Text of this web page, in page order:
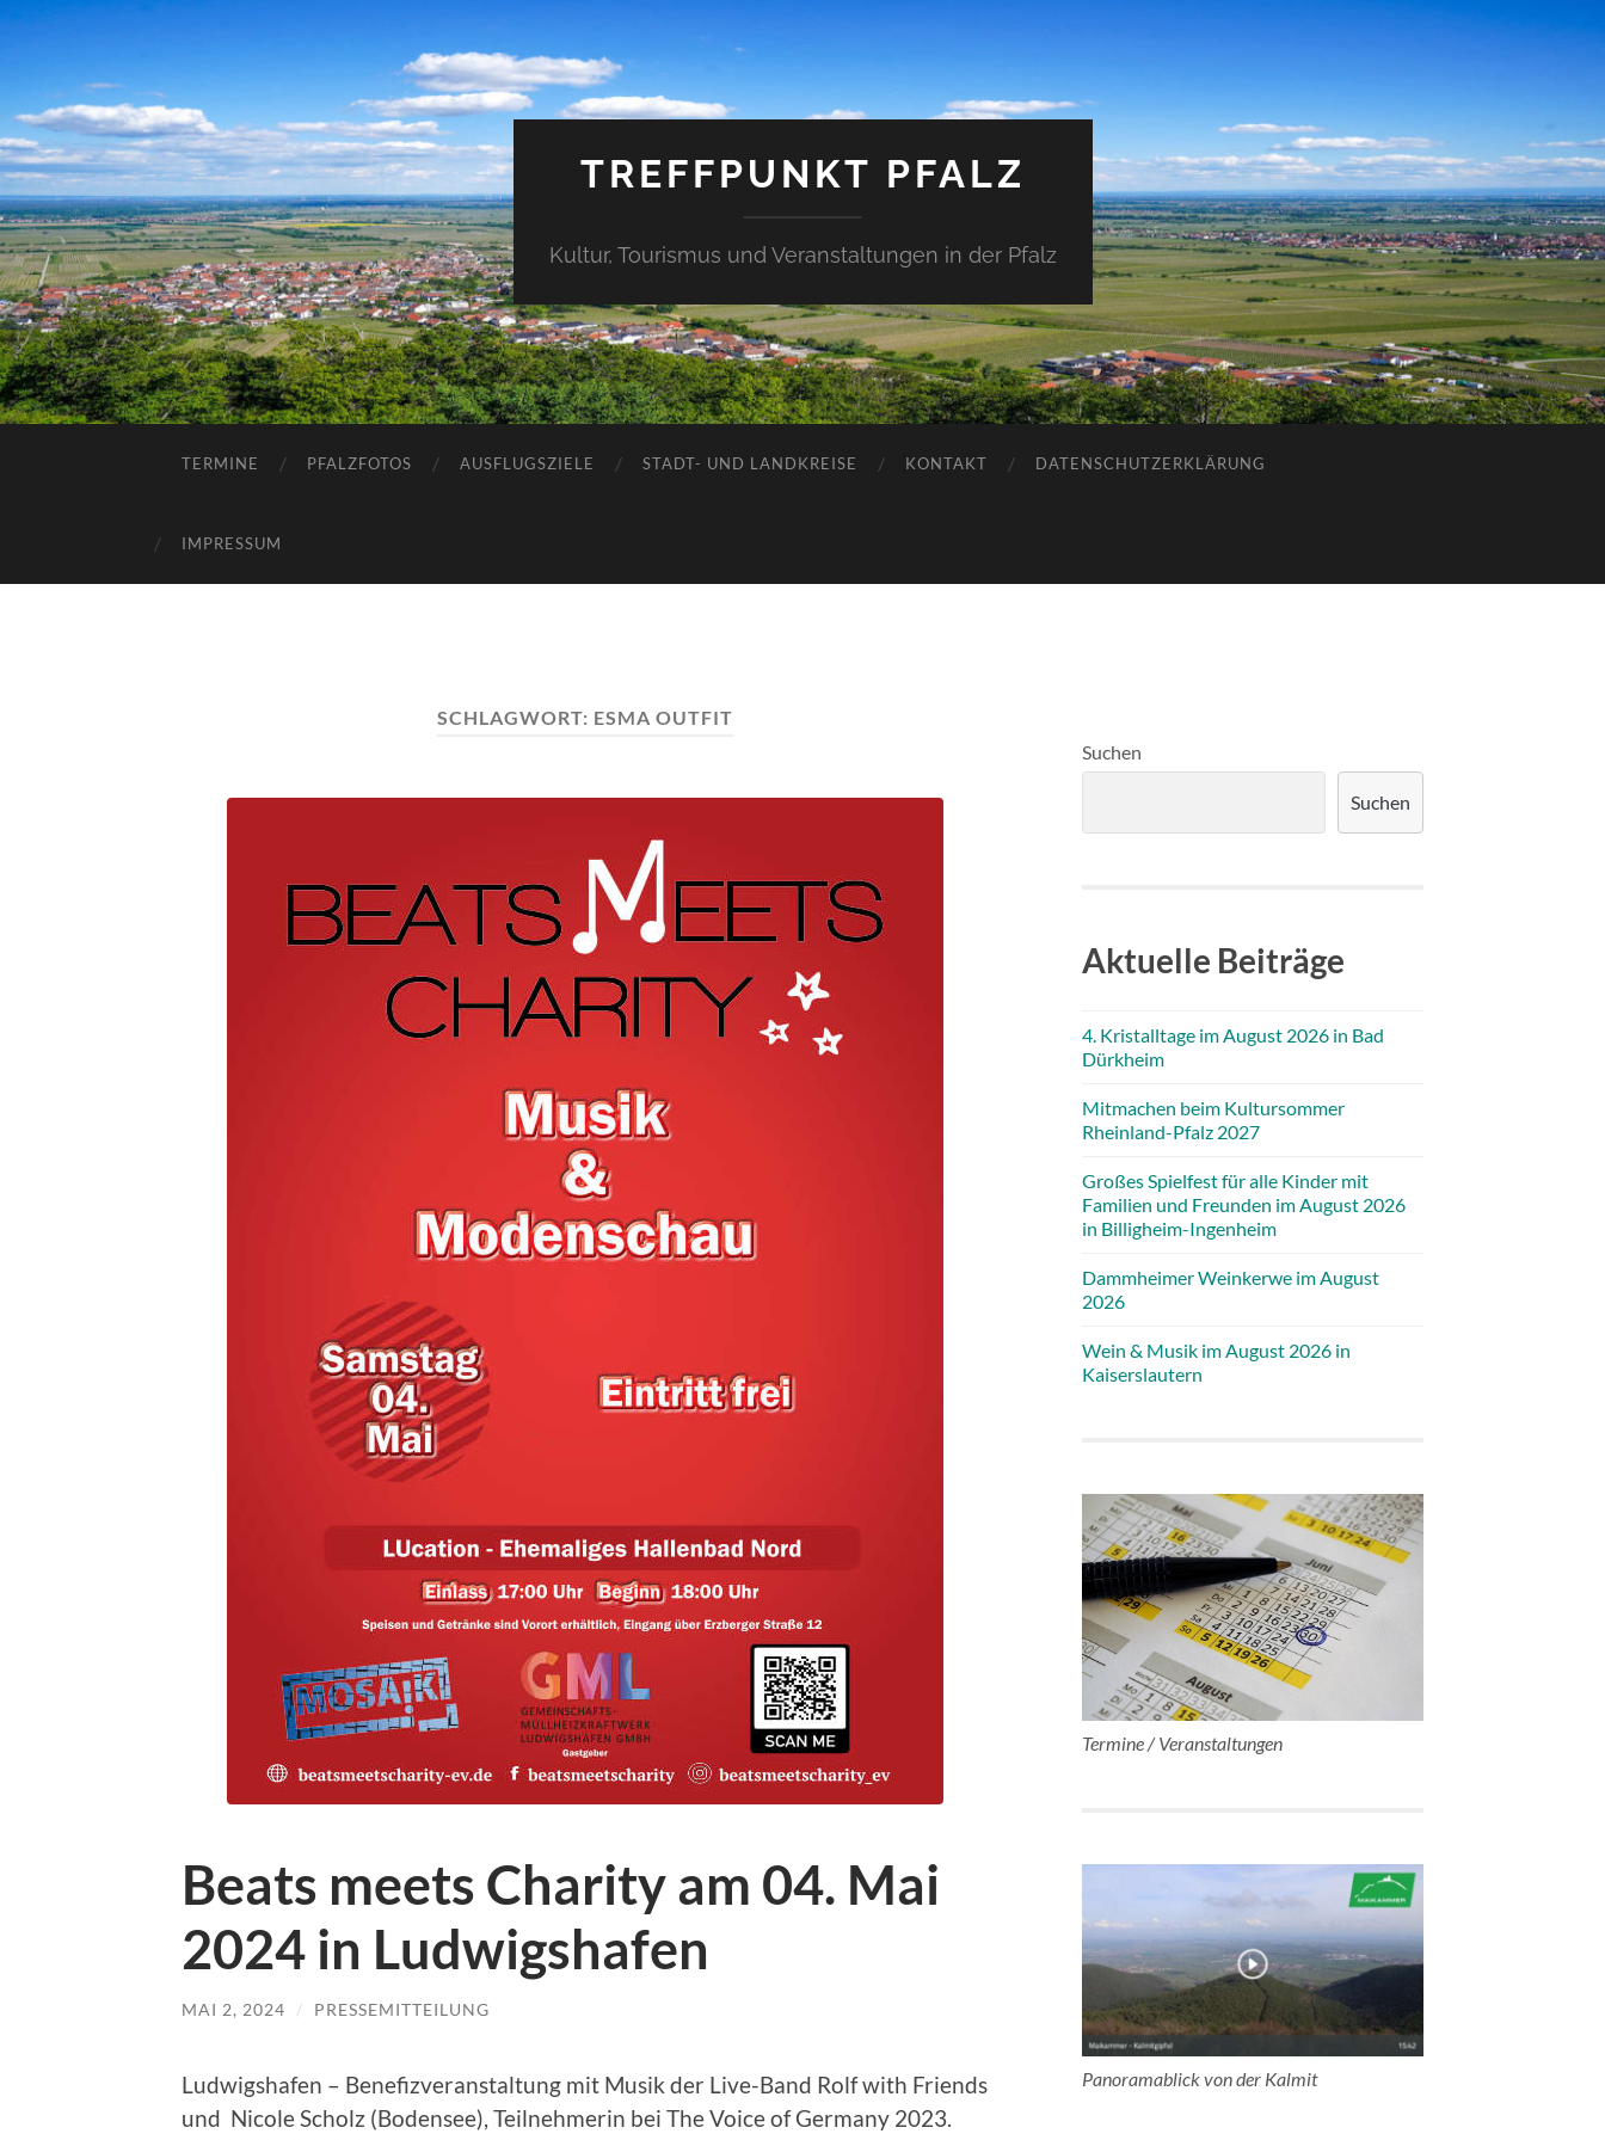
TREFFPUNKT PFALZ
Kultur, Tourismus und Veranstaltungen in der Pfalz
TERMINE PFALZFOTOS AUSFLUGSZIELE STADT- UND LANDKREISE KONTAKT DATENSCHUTZERKLÄRUNG
IMPRESSUM
SCHLAGWORT: ESMA OUTFIT
Beats meets Charity am 04. Mai
2024 in Ludwigshafen
MAI 2, 2024 / PRESSEMITTEILUNG
Ludwigshafen – Benefizveranstaltung mit Musik der Live-Band Rolf with Friends
und Nicole Scholz (Bodensee), Teilnehmerin bei The Voice of Germany 2023.
Suchen
Suchen
Aktuelle Beiträge
4. Kristalltage im August 2026 in Bad
Dürkheim
Mitmachen beim Kultursommer
Rheinland-Pfalz 2027
Großes Spielfest für alle Kinder mit
Familien und Freunden im August 2026
in Billigheim-Ingenheim
Dammheimer Weinkerwe im August
2026
Wein & Musik im August 2026 in
Kaiserslautern
Termine / Veranstaltungen
Panoramablick von der Kalmit